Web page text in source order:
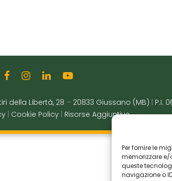
Per fornire le
memorizzare
queste
navigazione o
della Libertà, 28 – 20833 Giussano (MB)
P.I.
Cookie Policy Risorse Aggiuntive